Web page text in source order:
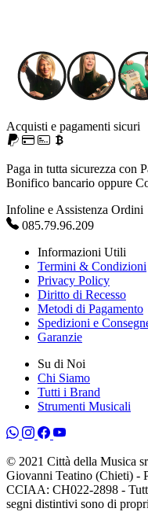
Acquisti e pagamenti sicuri
Paga in tutta sicurezza con
Bonifico bancario oppure
Infoline e Assistenza Ordini
085.79.96.209
Informazioni Utili
Termini & Condizioni
Privacy Policy
Diritto di Recesso
Metodi di Pagamento
Spedizioni e
Garanzie
Su di Noi
Chi Siamo
Tutti i Brand
Strumenti Musicali
© 2021 Città della Musica
Giovanni Teatino (Chieti) -
CCIAA: CH022-2898 -
segni distintivi sono di